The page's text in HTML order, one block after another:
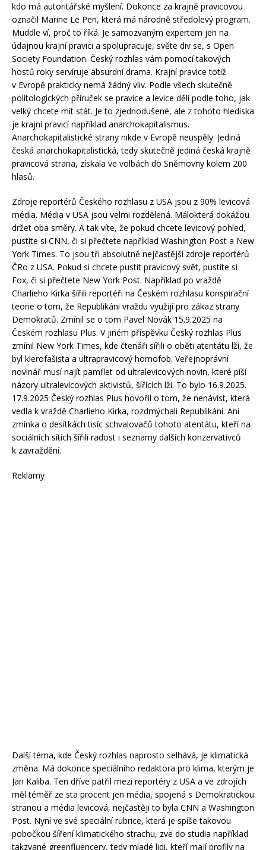
kdo má autoritářské myšlení. Dokonce za krajně pravicovou
označil Marine Le Pen, která má národně středolevý program.
Muddle ví, proč to říká. Je samozvaným expertem jen na
údajnou krajní pravici a spolupracuje, světe div se, s Open
Society Foundation. Český rozhlas vám pomocí takových
hostů roky servíruje absurdní drama. Krajní pravice totiž
v Evropě prakticky nemá žádný vliv. Podle všech skutečně
politologických příruček se pravice a levice dělí podle toho, jak
velký chcete mít stát. Je to zjednodušené, ale z tohoto hlediska
je krajní pravicí například anarchokapitalismus.
Anarchokapitalistické strany nikde v Evropě neuspěly. Jediná
česká anarchokapitalistická, tedy skutečně jediná česká krajně
pravicová strana, získala ve volbách do Sněmovny kolem 200
hlasů.
Zdroje reportérů Českého rozhlasu z USA jsou z 90% levicová
média. Média v USA jsou velmi rozdělená. Málokterá dokážou
držet oba směry. A tak víte, že pokud chcete levicový pohled,
pustíte si CNN, či si přečtete například Washington Post a New
York Times. To jsou tři absolutně nejčastější zdroje reportérů
ČRo z USA. Pokud si chcete pustit pravicový svět, pustíte si
Fox, či si přečtete New York Post. Například po vraždě
Charlieho Kirka šířili reportéři na Českém rozhlasu konspirační
teorie o tom, že Republikáni vraždu využijí pro zákaz strany
Demokratů. Zmínil se o tom Pavel Novák 15.9.2025 na
Českém rozhlasu Plus. V jiném příspěvku Český rozhlas Plus
zmínil New York Times, kde čtenáři sířili o oběti atentátu lži, že
byl klerofašista a ultrapravicový homofob. Veřejnoprávní
novinář musí najít pamflet od ultralevicových novin, které píší
názory ultralevicových aktivistů, šířících lži. To bylo 16.9.2025.
17.9.2025 Český rozhlas Plus hovořil o tom, že nenávist, která
vedla k vraždě Charlieho Kirka, rozdmýchali Republikáni. Ani
zmínka o desítkách tisíc schvalovačů tohoto atentátu, kteří na
sociálních sítích šířili radost i seznamy dalších konzervativců
k zavraždění.
Reklamy
Další téma, kde Český rozhlas naprosto selhává, je klimatická
změna. Má dokonce speciálního redaktora pro klima, kterým je
Jan Kaliba. Ten dříve patřil mezi reportéry z USA a ve zdrojích
měl téměř ze sta procent jen média, spojená s Demokratickou
stranou a média levicová, nejčastěji to byla CNN a Washington
Post. Nyní ve své speciální rubrice, která je spíše takovou
pobočkou šíření klimatického strachu, zve do studia například
takzvané greenfluencery, tedy mladé lidi, kteří mají profily na